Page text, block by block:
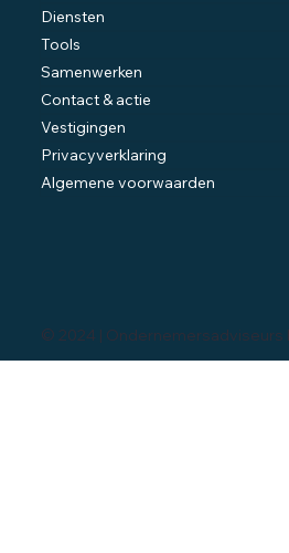
© 2024 | Ondernemersadviseurs
Diensten
Tools
Samenwerken
Contact & actie
Vestigingen
Privacyverklaring
Algemene voorwaarden